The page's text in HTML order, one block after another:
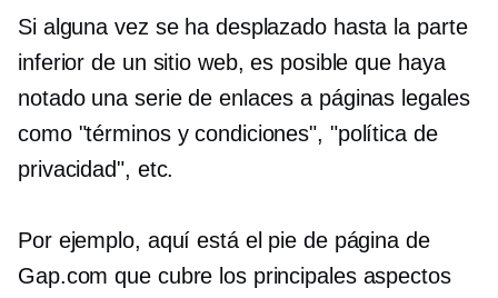
Si alguna vez se ha desplazado hasta la parte
inferior de un sitio web, es posible que haya
notado una serie de enlaces a páginas legales
como "términos y condiciones", "política de
privacidad", etc.
Por ejemplo, aquí está el pie de página de
Gap.com que cubre los principales aspectos